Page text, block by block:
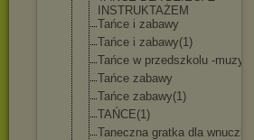
INSTRUKTAŻEM
Tańce i zabawy
Tańce i zabawy(1)
Tańce w przedszkolu -muzyka
Tańce zabawy
Tańce zabawy(1)
TAŃCE(1)
Taneczna gratka dla wnuczka i